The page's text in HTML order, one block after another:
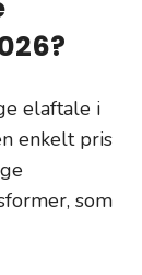
elaftale i
enkelt pris
som